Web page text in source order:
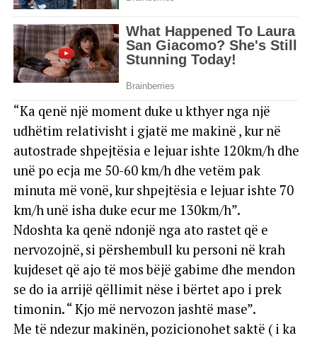
“Ka qenë një moment duke u kthyer nga një
udhëtim relativisht i gjatë me makinë , kur në
autostrade shpejtësia e lejuar ishte 120km/h dhe
unë po ecja me 50-60 km/h dhe vetëm pak
minuta më vonë, kur shpejtësia e lejuar ishte 70
km/h unë isha duke ecur me 130km/h”.
Ndoshta ka qenë ndonjë nga ato rastet që e
nervozojnë, si përshembull ku personi në krah
kujdeset që ajo të mos bëjë gabime dhe mendon
se do ia arrijë qëllimit nëse i bërtet apo i prek
timonin. “ Kjo më nervozon jashtë mase”.
Me të ndezur makinën, pozicionohet saktë ( i ka